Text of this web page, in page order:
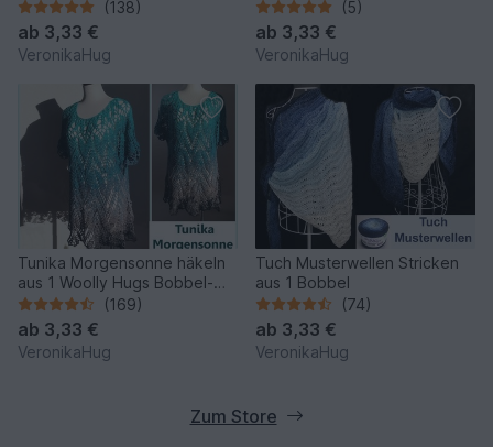
COTTON stricken
(138)
ab 3,33 €
VeronikaHug
(5)
ab 3,33 €
VeronikaHug
Tunika Morgensonne häkeln
aus 1 Woolly Hugs Bobbel-
Cotton mit Veronika Hug
(169)
ab 3,33 €
VeronikaHug
Tuch Musterwellen Stricken
aus 1 Bobbel
(74)
ab 3,33 €
VeronikaHug
Zum Store